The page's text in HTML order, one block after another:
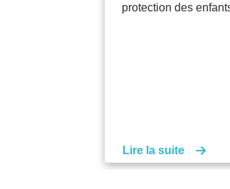
de vos associations !
Lire la suite